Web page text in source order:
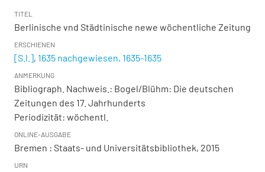
TITEL
Berlinische vnd Städtinische newe wöchentliche Zeitung
ERSCHIENEN
[S.l.], 1635 nachgewiesen, 1635-1635
ANMERKUNG
Bibliograph. Nachweis.: Bogel/Blühm: Die deutschen
Zeitungen des 17. Jahrhunderts
Periodizität: wöchentl.
ONLINE-AUSGABE
Bremen : Staats- und Universitätsbibliothek, 2015
URN